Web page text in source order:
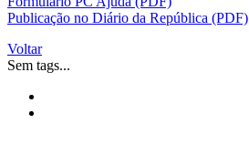
Publicação no Diário da República (PDF)
Voltar
Sem tags...